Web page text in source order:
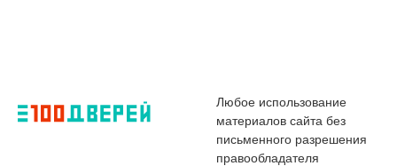
Любое использование
материалов сайта без
письменного разрешения
правообладателя